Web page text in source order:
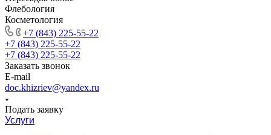
Флебология
Косметология
+7 (843) 225-55-22
+7 (843) 225-55-22
+7 (843) 225-55-22
Заказать звонок
E-mail
doc.khizriev@yandex.ru
Подать заявку
Услуги